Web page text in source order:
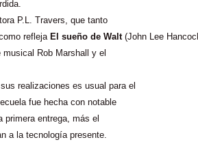
P.L. Travers, que tanto
refleja El sueño de Walt(John Lee
Rob Marshall y el
realizaciones es usual para el
fue hecha con notable
entrega, más el
a la tecnología presente.